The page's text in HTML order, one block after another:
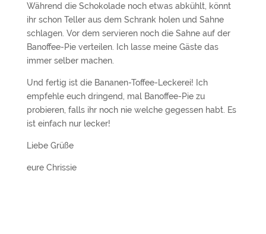
Während die Schokolade noch etwas abkühlt, könnt
ihr schon Teller aus dem Schrank holen und Sahne
schlagen. Vor dem servieren noch die Sahne auf der
Banoffee-Pie verteilen. Ich lasse meine Gäste das
immer selber machen.
Und fertig ist die Bananen-Toffee-Leckerei! Ich
empfehle euch dringend, mal Banoffee-Pie zu
probieren, falls ihr noch nie welche gegessen habt. Es
ist einfach nur lecker!
Liebe Grüße
eure Chrissie